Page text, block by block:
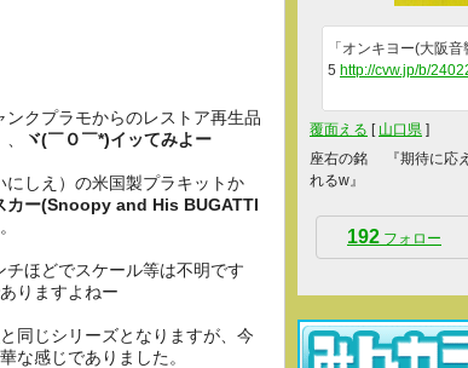
ンクプラモからのレストア再生品
ヾ(￣Ｏ￣*)イッてみよー
にしえ）の米国製プラキットか
カー(Snoopy and His BUGATTI
ほどでスケール等は不明です
りますよねー
と同じシリーズとなりますが、今
な感じでありました。
「オンキヨー(大阪
5 http://cvw.jp/b/
覆面える [ 山口県 ]
座右の銘 『期待に応
れるw』
192 フォロー